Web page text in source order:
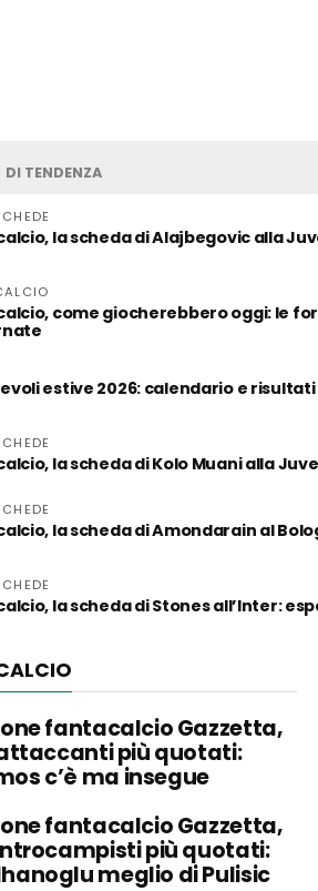
DI TENDENZA
la scheda di Alajbegovic alla
come giocherebbero oggi: le
estive 2026: calendario e risultati
la scheda di Kolo Muani alla
la scheda di Amondarain al
la scheda di Stones all’Inter:
fantacalcio Gazzetta,
più quotati:
c’è ma insegue
fantacalcio Gazzetta,
più quotati:
meglio di Pulisic